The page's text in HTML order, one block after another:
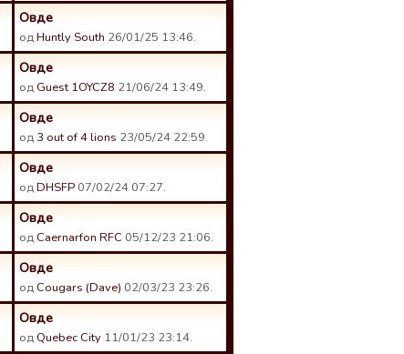
Овде
одHuntly South 26/01/25 13:46.
Овде
од Guest 1OYCZ8 21/06/24 13:49.
Овде
од 3 out of 4 lions 23/05/24 22:59.
Овде
одDHSFP 07/02/24 07:27.
Овде
од Caernarfon RFC 05/12/23 21:06.
Овде
од Cougars (Dave) 02/03/23 23:26.
Овде
од Quebec City 11/01/23 23:14.